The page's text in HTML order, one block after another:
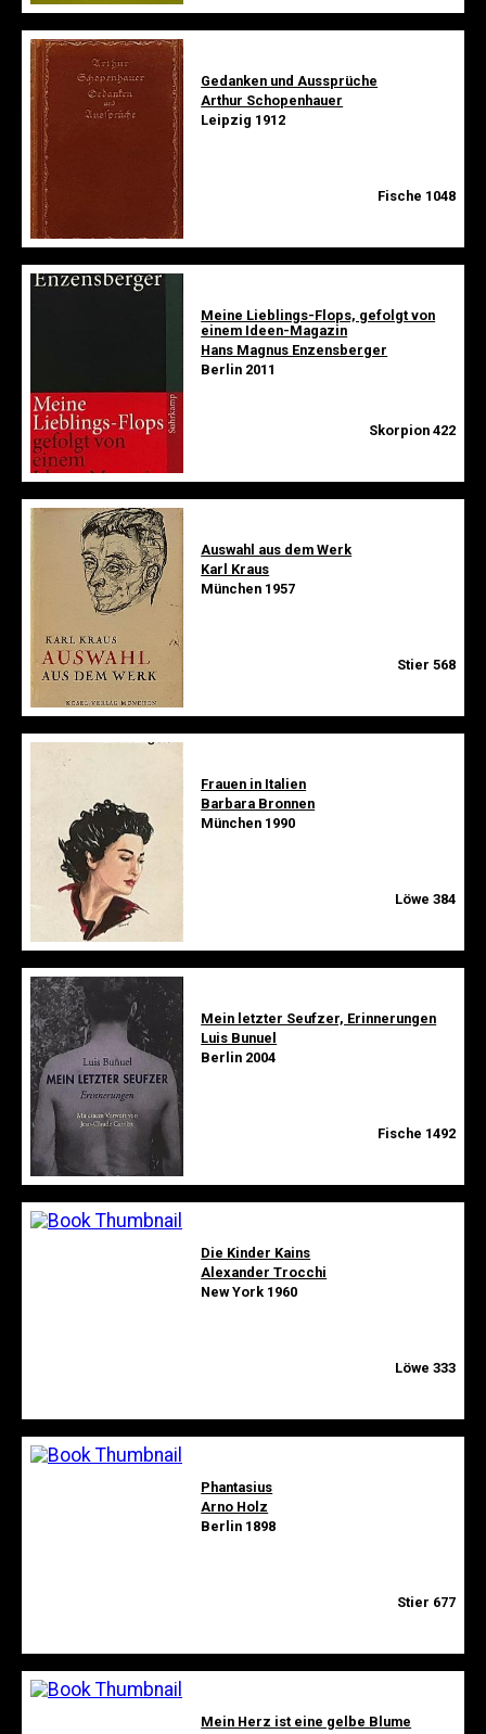
Gedanken und Aussprüche
Arthur Schopenhauer
Leipzig 1912
Fische 1048
Meine Lieblings-Flops, gefolgt von
einem Ideen-Magazin
Hans Magnus Enzensberger
Berlin 2011
Skorpion 422
Auswahl aus dem Werk
Karl Kraus
München 1957
Stier 568
Frauen in Italien
Barbara Bronnen
München 1990
Löwe 384
Mein letzter Seufzer, Erinnerungen
Luis Bunuel
Berlin 2004
Fische 1492
Die Kinder Kains
Alexander Trocchi
New York 1960
Löwe 333
Phantasius
Arno Holz
Berlin 1898
Stier 677
Mein Herz ist eine gelbe Blume